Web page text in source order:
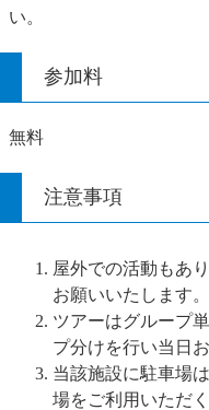
い。
参加料
無料
注意事項
屋外での活動もあ
お願いいたします
ツアーはグループ
プ分けを行い当日
当該施設に駐車場
場をご利用いただ